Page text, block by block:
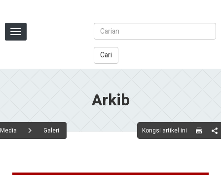
Cari
Arkib
Media Galeri Kongsi artikel ini